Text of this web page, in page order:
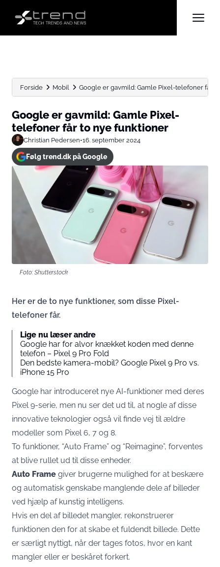
Forside Mobil Google er gavmild: Gamle Pixel-telefoner får
Google er gavmild: Gamle Pixel-
telefoner får to nye funktioner
Christian Pedersen•16. september 2024
Følg trend.dk på Google
Foto: Shutterstock
Her er de to nye funktioner, som disse Pixel-
telefoner får.
Lige nu læser andre
Google har for alvor knækket koden med denne
telefon – Pixel 9 Pro Fold
Den bedste kamera-mobil? Google Pixel 9 Pro vs.
iPhone 15 Pro
Google har introduceret nye AI-funktioner med deres
Pixel 9-serie, men nu ser det ud til, at nogle af disse
innovative teknologier også vil finde vej til ældre
modeller som Pixel 6, 7 og 8.
To funktioner, “Auto Frame” og “Reimagine”, forventes
at blive rullet ud til disse enheder.
Auto Frame giver brugerne mulighed for at beskære
og automatisk genskabe manglende dele af billeder
ved hjælp af kunstig intelligens.
Hvis en del af billedet mangler, rekonstruerer
funktionen den for at skabe et fuldendt billede. Dette
er særligt nyttigt, når der tages fotos, hvor en kant
mangler eller er beskåret forkert.